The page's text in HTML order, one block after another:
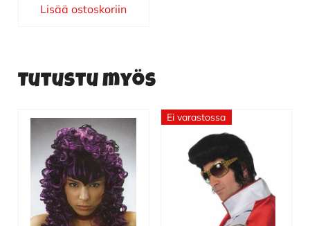
Lisää ostoskoriin
Tutustu myös
Ei varastossa